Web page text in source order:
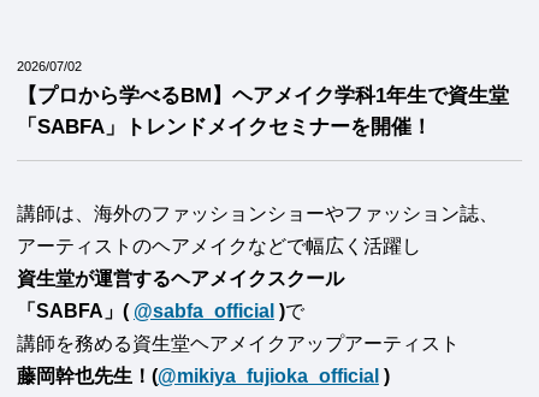
2026/07/02
【プロから学べるBM】ヘアメイク学科1年生で資生堂
「SABFA」トレンドメイクセミナーを開催！
講師は、海外のファッションショーやファッション誌、
アーティストのヘアメイクなどで幅広く活躍し
資生堂が運営するヘアメイクスクール
「SABFA」( @sabfa_official )で
講師を務める資生堂ヘアメイクアップアーティスト
藤岡幹也先生！(@mikiya_fujioka_official )